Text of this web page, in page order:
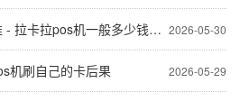
2026-05-30
卡拉pos机一般多少钱一台
2026-05-29
机刷自己的卡后果